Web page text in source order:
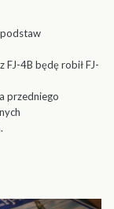
podstaw
4B będę robił FJ-
przedniego